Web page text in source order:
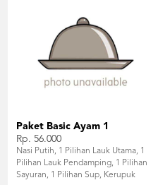
Paket Basic Ayam 1
Rp. 56.000
Nasi Putih, 1 Pilihan Lauk Utama, 1
Pilihan Lauk Pendamping, 1 Pilihan
Sayuran, 1 Pilihan Sup, Kerupuk